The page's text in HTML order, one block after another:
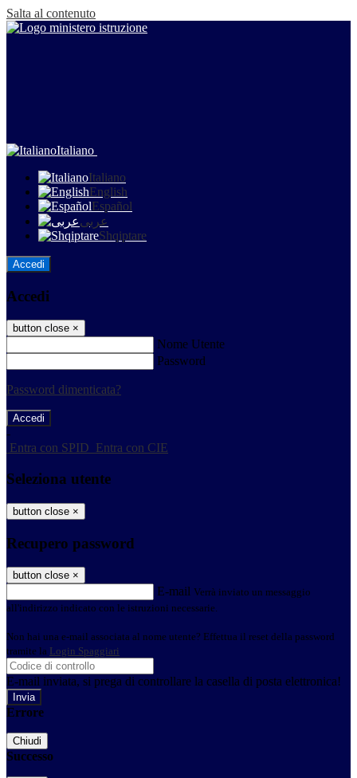
Salta al contenuto
Italiano
Italiano
English
Español
عربى
Shqiptare
Accedi
Accedi
button close ×
Nome Utente
Password
Password dimenticata?
-
Entra con SPID Entra con CIE
Seleziona utente
button close ×
Recupero password
button close ×
E-mail Verrà inviato un messaggio
all'indirizzo indicato con le istruzioni necessarie.
Non hai una e-mail associata al nome utente? Effettua il reset della password
tramite la Login Spaggiari
E-mail inviata, si prega di controllare la casella di posta elettronica!
Errore
Chiudi
Successo